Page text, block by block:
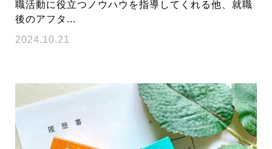
職活動に役立つノウハウを指導してくれる他、就職
後のアフタ...
2024.10.21